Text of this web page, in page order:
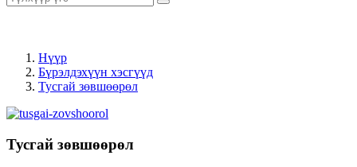
Нүүр
Бүрэлдэхүүн хэсгүүд
Тусгай зөвшөөрөл
Тусгай зөвшөөрөл